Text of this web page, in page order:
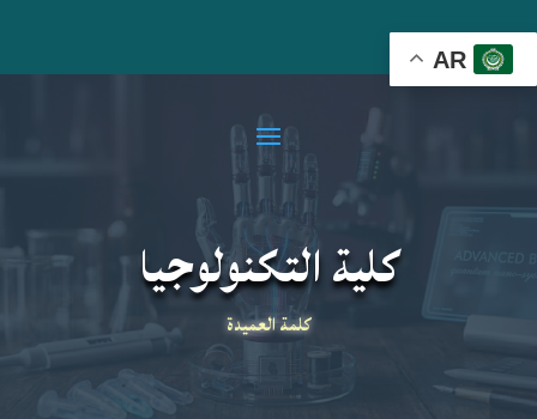
AR
كلية التكنولوجيا
كلمة العميدة